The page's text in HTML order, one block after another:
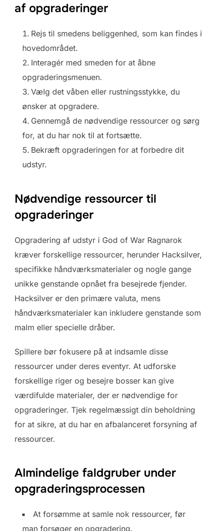
af opgraderinger
Rejs til smedens beliggenhed, som kan findes i
hovedområdet.
Interagér med smeden for at åbne
opgraderingsmenuen.
Vælg det våben eller rustningsstykke, du
ønsker at opgradere.
Gennemgå de nødvendige ressourcer og sørg
for, at du har nok til at fortsætte.
Bekræft opgraderingen for at forbedre dit
udstyr.
Nødvendige ressourcer til
opgraderinger
Opgradering af udstyr i God of War Ragnarok
kræver forskellige ressourcer, herunder Hacksilver,
specifikke håndværksmaterialer og nogle gange
unikke genstande opnået fra besejrede fjender.
Hacksilver er den primære valuta, mens
håndværksmaterialer kan inkludere genstande som
malm eller specielle dråber.
Spillere bør fokusere på at indsamle disse
ressourcer under deres eventyr. At udforske
forskellige riger og besejre bosser kan give
værdifulde materialer, der er nødvendige for
opgraderinger. Tjek regelmæssigt din beholdning
for at sikre, at du har en afbalanceret forsyning af
ressourcer.
Almindelige faldgruber under
opgraderingsprocessen
At forsømme at samle nok ressourcer, før
man forsøger en opgradering.